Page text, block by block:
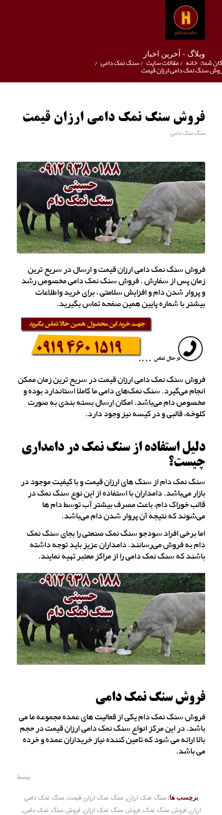
وبلاگ - آخرین اخبار
شما: خانه /مقالات سایت /سنگ نمک دامی /
سنگ نمک دامی ارزان قیمت
فروش سنگ نمک دامی ارزان قیمت
سنگ نمک دامی
فروش سنگ نمک دامی ارزان قیمت و ارسال در سریع ترین
زمان پس از سفارش . فروش سنگ نمک دامی مخصوص رشد
و پروار شدن دام و افزایش سلامتی ، برای خرید واطلاعات
بیشتر با شماره پایین همین صفحه تماس بگیرید.
فروش سنگ نمک دامی ارزان قیمت در سریع ترین زمان ممکن
انجام می‌گیرد. سنگ نمک‌های دامی ما کاملا استاندارد بوده و
مخصوص دام می‌باشد. امکان ارسال بسته بندی به صورت
کلوخه، قالبی و در کیسه نیز وجود دارد.
دلیل استفاده از سنگ نمک در دامداری
چیست؟
سنگ نمک دام از سنگ های ارزان قیمت و با کیفیت موجود در
بازار می‌باشد. دامداران با استفاده از این نوع سنگ نمک در
قالب خوراک دام، باعث مصرف بیشتر آب توسط دام ها
می‌شوند که نتیجه آن پروار شدن دام می‌باشد.
اما برخی افراد سودجو سنگ نمک صنعتی را بجای سنگ نمک
دام به فروش می‌رسانند. دامداران عزیز باید توجه داشته
باشند که سنگ نمک دامی را از مراکز معتبر تهیه نمایند.
فروش سنگ نمک دامی
فروش سنگ نمک دام یکی از قعالیت های عمده مجموعه ما می
باشد. در این مرکز انواع سنگ نمک دامی ارزان قیمت در حجم
بالا ارائه می شود که تامین کننده نیاز خریداران عمده و خرده
می باشد.
توسط
برچسب ها: سنگ نمک ارزان, سنگ نمک ارزان قیمت, سنگ نمک دامی
ارزان,فروش سنگ نمک,فروش سنگ نمک ارزان,فروش سنگ نمک دامی,